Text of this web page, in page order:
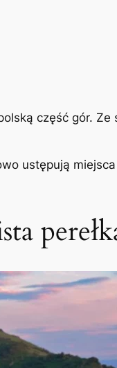
część gór.
ustępują